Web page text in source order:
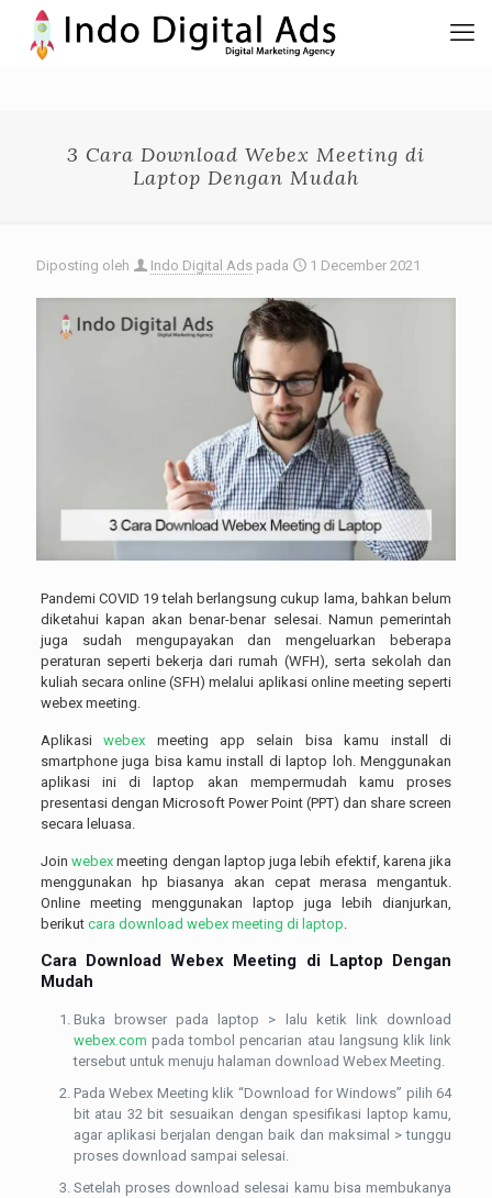
3 Cara Download Webex Meeting di
Laptop Dengan Mudah
Diposting oleh Indo Digital Ads pada 1 December 2021
Pandemi COVID 19 telah berlangsung cukup lama, bahkan belum
diketahui kapan akan benar-benar selesai. Namun pemerintah
juga sudah mengupayakan dan mengeluarkan beberapa
peraturan seperti bekerja dari rumah (WFH), serta sekolah dan
kuliah secara online (SFH) melalui aplikasi online meeting seperti
webex meeting.
Aplikasiwebex meeting app selain bisa kamu install di
smartphone juga bisa kamu install di laptop loh. Menggunakan
aplikasi ini di laptop akan mempermudah kamu proses
presentasi dengan Microsoft Power Point (PPT) dan share screen
secara leluasa.
Joinwebex meeting dengan laptop juga lebih efektif, karena jika
menggunakan hp biasanya akan cepat merasa mengantuk.
Online meeting menggunakan laptop juga lebih dianjurkan,
berikut cara download webex meeting di laptop
Cara Download Webex Meeting di Laptop Dengan
Mudah
Buka browser pada laptop > lalu ketik link download
webex.com pada tombol pencarian atau langsung klik link
tersebut untuk menuju halaman download Webex Meeting.
Pada Webex Meeting klik “Download for Windows” pilih 64
bit atau 32 bit sesuaikan dengan spesifikasi laptop kamu,
agar aplikasi berjalan dengan baik dan maksimal > tunggu
proses download sampai selesai.
Setelah proses download selesai kamu bisa membukanya